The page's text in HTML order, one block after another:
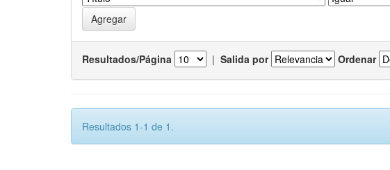
Resultados/Página | Salida por Ordenar
Resultados 1-1 de 1.